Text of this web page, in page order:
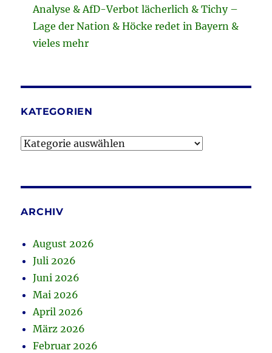
Analyse & AfD-Verbot lächerlich & Tichy –
Lage der Nation & Höcke redet in Bayern &
vieles mehr
KATEGORIEN
Kategorien
ARCHIV
August 2026
Juli 2026
Juni 2026
Mai 2026
April 2026
März 2026
Februar 2026